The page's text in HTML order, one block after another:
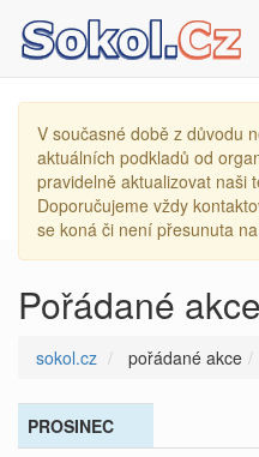
V současné době z důvodu
aktuálních podkladů od
pravidelně aktualizovat naši
Doporučujeme vždy
se koná či není přesunuta
Pořádané akce
sokol.cz pořádané akce
PROSINEC